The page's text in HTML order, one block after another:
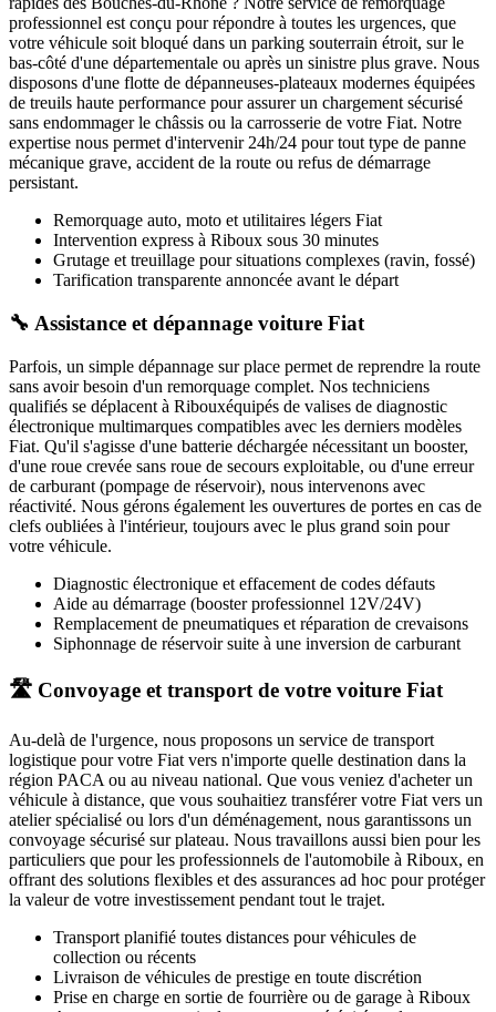
professionnel est conçu pour répondre à toutes les urgences, que
votre véhicule soit bloqué dans un parking souterrain étroit, sur le
bas-côté d'une départementale ou après un sinistre plus grave. Nous
disposons d'une flotte de dépanneuses-plateaux modernes équipées
de treuils haute performance pour assurer un chargement sécurisé
sans endommager le châssis ou la carrosserie de votre Fiat. Notre
expertise nous permet d'intervenir 24h/24 pour tout type de panne
mécanique grave, accident de la route ou refus de démarrage
persistant.
Remorquage auto, moto et utilitaires légers Fiat
Intervention express à Riboux sous 30 minutes
Grutage et treuillage pour situations complexes (ravin, fossé)
Tarification transparente annoncée avant le départ
🔧 Assistance et dépannage voiture Fiat
Parfois, un simple dépannage sur place permet de reprendre la route
sans avoir besoin d'un remorquage complet. Nos techniciens
qualifiés se déplacent à Ribouxéquipés de valises de diagnostic
électronique multimarques compatibles avec les derniers modèles
Fiat. Qu'il s'agisse d'une batterie déchargée nécessitant un booster,
d'une roue crevée sans roue de secours exploitable, ou d'une erreur
de carburant (pompage de réservoir), nous intervenons avec
réactivité. Nous gérons également les ouvertures de portes en cas de
clefs oubliées à l'intérieur, toujours avec le plus grand soin pour
votre véhicule.
Diagnostic électronique et effacement de codes défauts
Aide au démarrage (booster professionnel 12V/24V)
Remplacement de pneumatiques et réparation de crevaisons
Siphonnage de réservoir suite à une inversion de carburant
🛣️ Convoyage et transport de votre voiture Fiat
Au-delà de l'urgence, nous proposons un service de transport
logistique pour votre Fiat vers n'importe quelle destination dans la
région PACA ou au niveau national. Que vous veniez d'acheter un
véhicule à distance, que vous souhaitiez transférer votre Fiat vers un
atelier spécialisé ou lors d'un déménagement, nous garantissons un
convoyage sécurisé sur plateau. Nous travaillons aussi bien pour les
particuliers que pour les professionnels de l'automobile à Riboux, en
offrant des solutions flexibles et des assurances ad hoc pour protéger
la valeur de votre investissement pendant tout le trajet.
Transport planifié toutes distances pour véhicules de
collection ou récents
Livraison de véhicules de prestige en toute discrétion
Prise en charge en sortie de fourrière ou de garage à Riboux